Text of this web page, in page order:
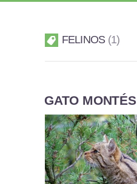
FELINOS 1
GATO MONTÉS